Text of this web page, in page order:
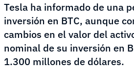
Tesla ha informado de una
inversión en BTC, aunque
cambios en el valor del
nominal de su inversión en
1.300 millones de dólares.